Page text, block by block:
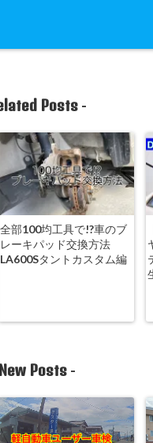
Posts-
全部100均工具で!?車のブ
レーキパッド交換方法
LA600Sタントカスタム編
New Posts -